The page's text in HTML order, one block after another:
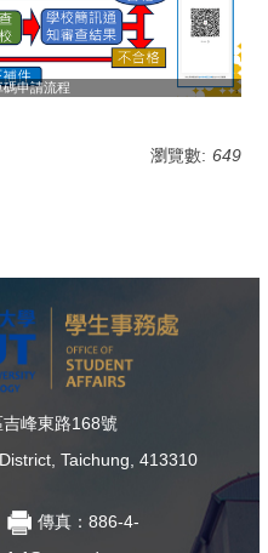
申請流程
瀏覽數: 649
峰東路168號
Taichung, 413310
傳真：886-4-